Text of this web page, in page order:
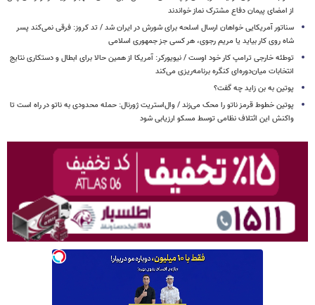
از امضای پیمان دفاع مشترک نماز خواندند
سناتور آمریکایی خواهان ارسال اسلحه برای شورش در ایران شد / تد کروز: فرقی نمی‌کند پسر
شاه روی کار بیاید یا مریم رجوی، هر کسی جز جمهوری اسلامی
توطئه خارجی ترامپ کار خود اوست / نیویورکر: آمریکا از همین حالا برای ابطال و دستکاری نتایج
انتخابات میان‌دوره‌ای کنگره برنامه‌ریزی می‌کند
پوتین به بن زاید چه گفت؟
پوتین خطوط قرمز ناتو را محک می‌زند / وال‌استریت ژورنال: حمله محدودی به ناتو در راه است تا
واکنش این ائتلاف نظامی توسط مسکو ارزیابی شود